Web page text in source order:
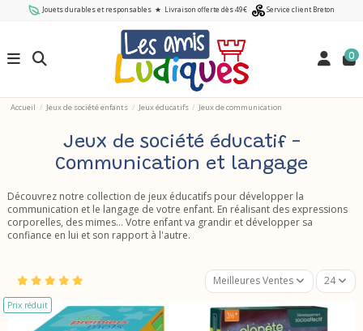
Jouets durables et responsables ★ Livraison offerte dès 49€ Service client Breton
0
Accueil Jeux de société enfants Jeux éducatifs Jeux de communication
Jeux de société éducatif -
Communication et langage
Découvrez notre collection de jeux éducatifs pour développer la
communication et le langage de votre enfant. En réalisant des expressions
corporelles, des mimes... Votre enfant va grandir et développer sa
confiance en lui et son rapport à l'autre.
Meilleures Ventes 24
Prix réduit